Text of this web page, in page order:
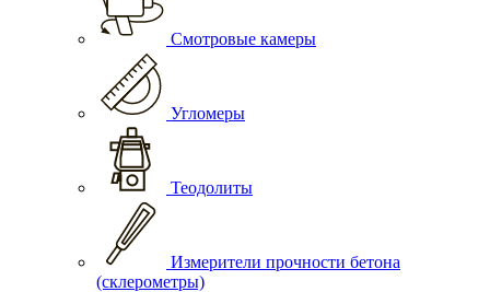
Смотровые камеры
Угломеры
Теодолиты
Измерители прочности бетона
(склерометры)